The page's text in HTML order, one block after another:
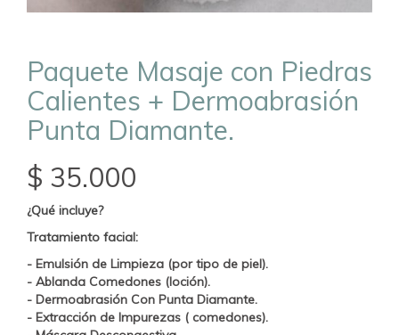
Paquete Masaje con Piedras
Calientes + Dermoabrasión
Punta Diamante.
$ 35.000
¿Qué incluye?
Tratamiento facial:
- Emulsión de Limpieza (por tipo de piel).
- Ablanda Comedones (loción).
- Dermoabrasión Con Punta Diamante.
- Extracción de Impurezas ( comedones).